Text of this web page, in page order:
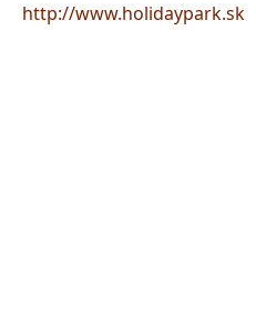
http://www.holidaypark.sk